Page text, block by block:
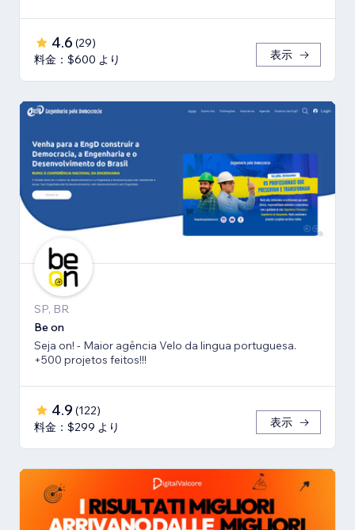
4.6 (29)
料金：$600 より
表示
SP, BR
Be on
Seja on! - Maior agência Velo da lingua portuguesa.
+500 projetos feitos!!!
4.9 (122)
料金：$299 より
表示